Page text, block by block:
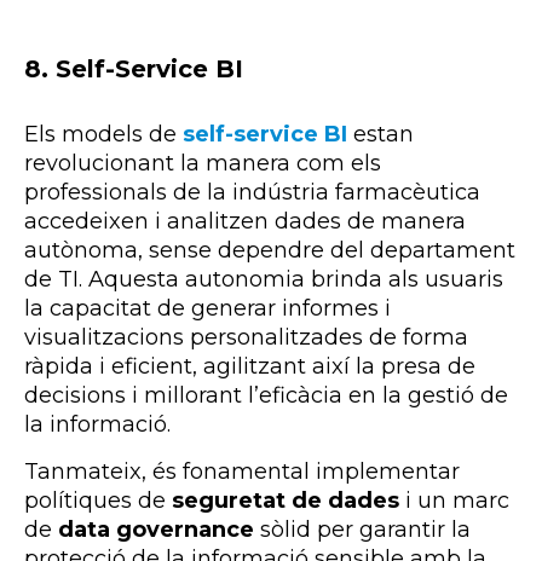
8. Self-Service BI
Els models de self-service BI estan
revolucionant la manera com els
professionals de la indústria farmacèutica
accedeixen i analitzen dades de manera
autònoma, sense dependre del departament
de TI. Aquesta autonomia brinda als usuaris
la capacitat de generar informes i
visualitzacions personalitzades de forma
ràpida i eficient, agilitzant així la presa de
decisions i millorant l’eficàcia en la gestió de
la informació.
Tanmateix, és fonamental implementar
polítiques de seguretat de dades i un marc
de data governance sòlid per garantir la